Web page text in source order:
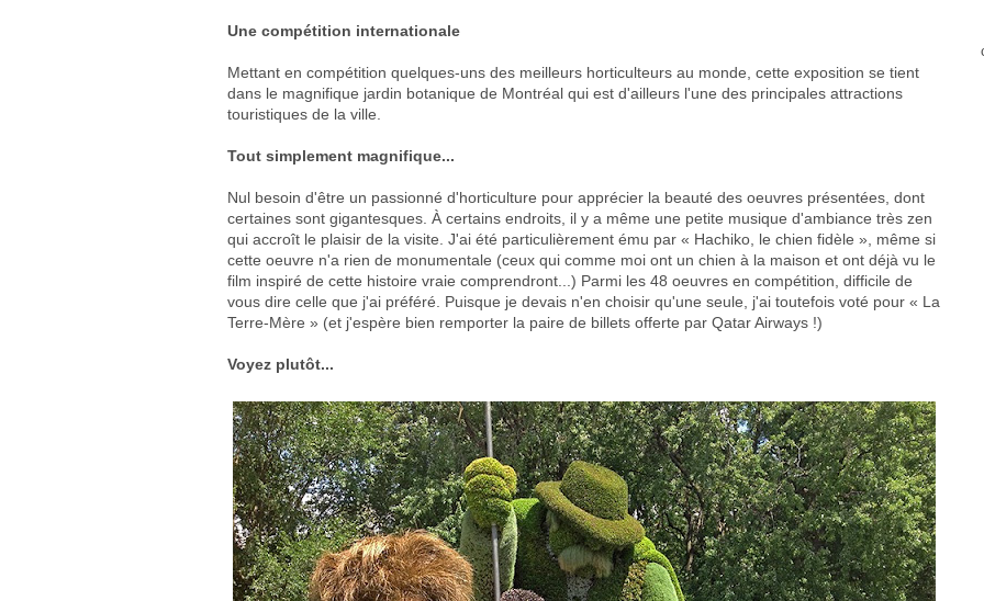
Une compétition internationale
Mettant en compétition quelques-uns des meilleurs horticulteurs au monde, cette exposition se tient
dans le magnifique jardin botanique de Montréal qui est d'ailleurs l'une des principales attractions
touristiques de la ville.
Tout simplement magnifique...
Nul besoin d'être un passionné d'horticulture pour apprécier la beauté des oeuvres présentées, dont
certaines sont gigantesques. À certains endroits, il y a même une petite musique d'ambiance très zen
qui accroît le plaisir de la visite. J'ai été particulièrement ému par « Hachiko, le chien fidèle », même si
cette oeuvre n'a rien de monumentale (ceux qui comme moi ont un chien à la maison et ont déjà vu le
film inspiré de cette histoire vraie comprendront...) Parmi les 48 oeuvres en compétition, difficile de
vous dire celle que j'ai préféré. Puisque je devais n'en choisir qu'une seule, j'ai toutefois voté pour « La
Terre-Mère » (et j'espère bien remporter la paire de billets offerte par Qatar Airways !)
Voyez plutôt...